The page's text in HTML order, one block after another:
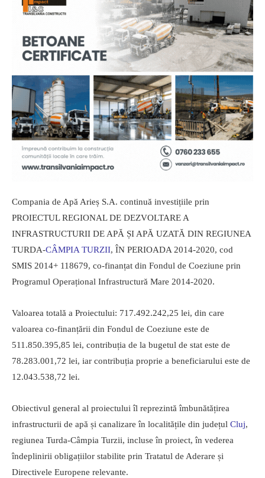
Compania de Apă Arieș S.A. continuă investițiile prin
PROIECTUL REGIONAL DE DEZVOLTARE A
INFRASTRUCTURII DE APĂ ȘI APĂ UZATĂ DIN REGIUNEA
TURDA-CÂMPIA TURZII, ÎN PERIOADA 2014-2020, cod
SMIS 2014+ 118679, co-finanțat din Fondul de Coeziune prin
Programul Operațional Infrastructură Mare 2014-2020.
Valoarea totală a Proiectului: 717.492.242,25 lei, din care
valoarea co-finanțării din Fondul de Coeziune este de
511.850.395,85 lei, contribuția de la bugetul de stat este de
78.283.001,72 lei, iar contribuția proprie a beneficiarului este de
12.043.538,72 lei.
Obiectivul general al proiectului îl reprezintă îmbunătățirea
infrastructurii de apă și canalizare în localitățile din județul Cluj,
regiunea Turda-Câmpia Turzii, incluse în proiect, în vederea
îndeplinirii obligațiilor stabilite prin Tratatul de Aderare și
Directivele Europene relevante.